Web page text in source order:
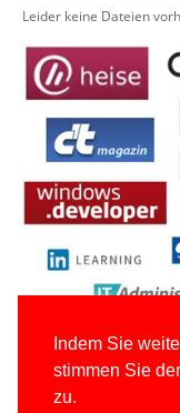
Indem Sie
stimmen Sie
zu.
Leider keine Dateien